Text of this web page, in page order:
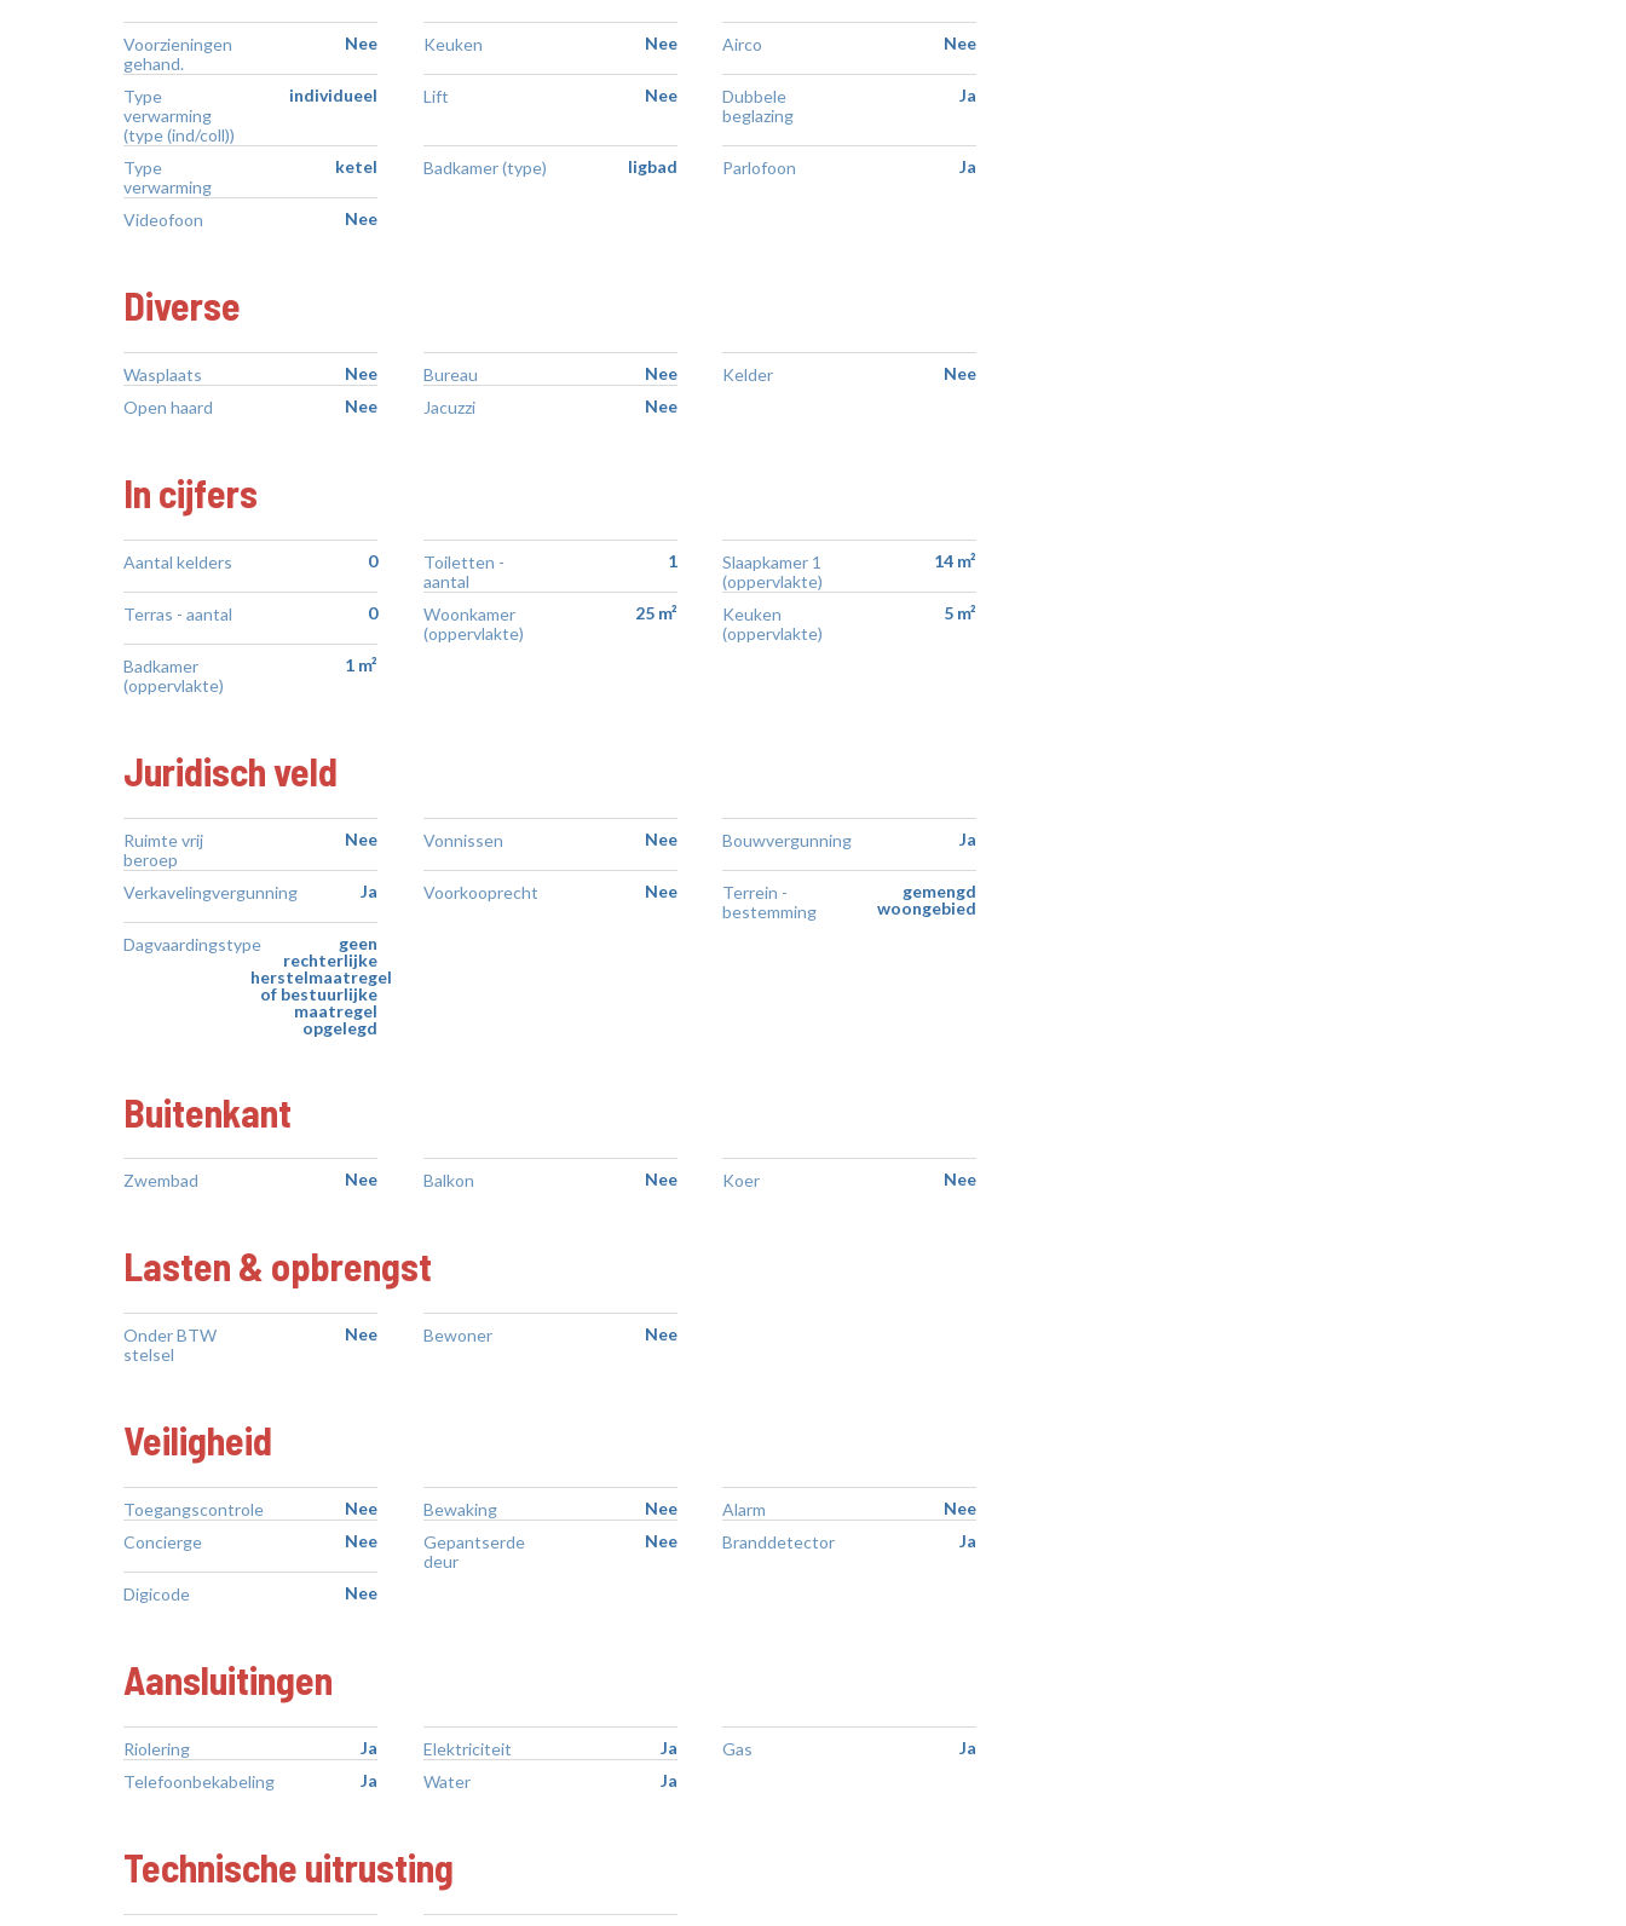
Voorzieningen
gehand.
Nee Keuken Nee Airco Nee
Type
verwarming
(type (ind/coll))
individueel Lift Nee
Dubbele
beglazing
Ja
Type
verwarming
ketel Badkamer (type) ligbad Parlofoon Ja
Videofoon Nee
Diverse
Wasplaats Nee Bureau Nee Kelder
Nee
Open haard
Nee Jacuzzi Nee
In cijfers
Aantal kelders 0
Toiletten -
aantal
1
Slaapkamer 1
(oppervlakte)
14 m²
Terras - aantal 0
Woonkamer
(oppervlakte)
25 m²
Keuken
(oppervlakte)
5 m²
Badkamer
(oppervlakte)
1 m²
Juridisch veld
Ruimte vrij
beroep
Nee Vonnissen Nee Bouwvergunning Ja
Verkavelingvergunning Ja Voorkooprecht Nee
Terrein -
bestemming
gemengd
woongebied
Dagvaardingstype
geen
rechterlijke
herstelmaatregel
of bestuurlijke
maatregel
opgelegd
Buitenkant
Zwembad Nee Balkon Nee Koer Nee
Lasten & opbrengst
Onder BTW
stelsel
Nee Bewoner Nee
Veiligheid
Toegangscontrole Nee Bewaking Nee Alarm
Nee
Concierge
Nee
Gepantserde
deur
Nee Branddetector Ja
Digicode Nee
Aansluitingen
Riolering Ja Elektriciteit Ja Gas
Ja
Telefoonbekabeling
Ja Water Ja
Technische uitrusting